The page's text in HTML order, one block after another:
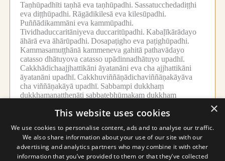
Taṇhūpadhīti taṇhā eva taṇhūpadhi. Sassatucchedadiṭṭhi
eva diṭṭhūpadhi. Rāgādikilesā eva kilesūpadhi.
Puññādikammāni eva kammūpadhi.
Tividhaduccaritāniyeva duccaritūpadhi. Kabaḷīkārādayo
āhārā eva āhārūpadhi. Dosapaṭigho eva paṭighūpadhi.
Kammasamuṭṭhānā kammeneva gahitā pathavādayo
catasso dhātuyova catasso upādinnadhātuyo upadhī.
Cakkhādichaajjhattikāni āyatanāni eva cha ajjhattikāni
āyatanāni upadhī. Cakkhuviññāṇādichaviññāṇakāyāva
cha viññāṇakāyā upadhī. Sabbampi dukkhaṃ
dukkhamanaṭṭhenāti sabbatebhūmakaṃ dukkhaṃ
avidvāti gāthā.Tattha pajānanti saṅkhāre aniccādivasena
jānanto. Dukkhassa jātippabhavānupassīti vaṭṭadukkhassa
jātikāraṇaṃ ‘‘upadhī’’ti anupassanto.Imissā gāthāya
niddese vattabbaṃ natthi.
×
This website uses cookies
We use cookies to personalise content, ads and to analyse our traffic.
We also share information about your use of our site with our
advertising and analytics partners who may combine it with other
information that you’ve provided to them or that they’ve collected